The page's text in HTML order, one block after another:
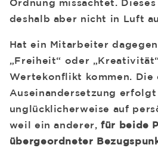
Ordnung missachtet.
deshalb aber nicht in Luft
Hat ein Mitarbeiter
„Freiheit“ oder
Wertekonflikt kommen. Die
Auseinandersetzung erfolgt
unglücklicherweise auf
weil ein anderer,für beide
übergeordneter